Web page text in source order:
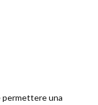
permettere una